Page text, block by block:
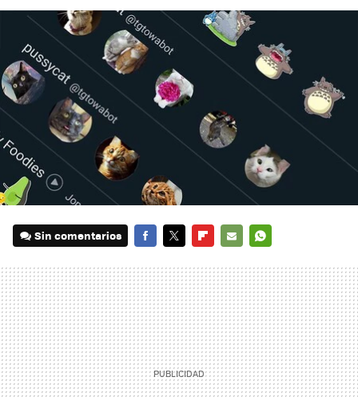
Sin comentarios
MAIL